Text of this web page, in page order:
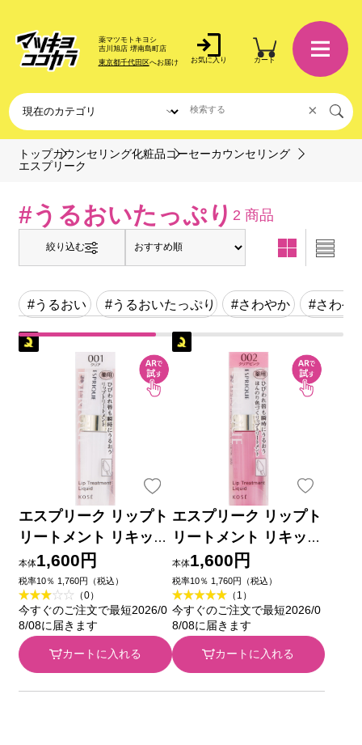
薬マツモトキヨシ
吉川旭店 堺南島町店
東京都千代田区へお届け お気に入り カート
×
トップカウンセリング化粧品 コーセーカウンセリング
エスプリーク
#うるおいたっぷり 2 商品
絞り込む
#うるおい #うるおいたっぷり #さわやか #さわや
エスプリーク リップト
リートメント リキッド
００１ クリア ６ｇ コ
ーセー (医薬部外品)
本体1,600円
税率10％ 1,760円（税込）
（0）
今すぐのご注文で最短2026/0
8/08に届きます
カートに入れる
エスプリーク リップト
リートメント リキッド
００２ クリアピンク
６ｇ コーセー (医薬部
外品)
本体1,600円
税率10％ 1,760円（税込）
（1）
今すぐのご注文で最短2026/0
8/08に届きます
カートに入れる